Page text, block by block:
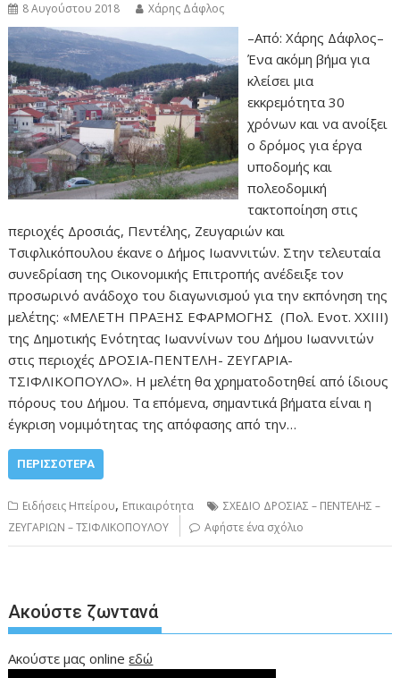
8 Αυγούστου 2018 Χάρης Δάφλος
–Από: Χάρης Δάφλος–
Ένα ακόμη βήμα για
κλείσει μια
εκκρεμότητα 30
χρόνων και να ανοίξει
ο δρόμος για έργα
υποδομής και
πολεοδομική
τακτοποίηση στις
περιοχές Δροσιάς, Πεντέλης, Ζευγαριών και
Τσιφλικόπουλου έκανε ο Δήμος Ιωαννιτών. Στην τελευταία
συνεδρίαση της Οικονομικής Επιτροπής ανέδειξε τον
προσωρινό ανάδοχο του διαγωνισμού για την εκπόνηση της
μελέτης: «ΜΕΛΕΤΗ ΠΡΑΞΗΣ ΕΦΑΡΜΟΓΗΣ (Πολ. Ενοτ. ΧΧΙΙΙ)
της Δημοτικής Ενότητας Ιωαννίνων του Δήμου Ιωαννιτών
στις περιοχές ΔΡΟΣΙΑ-ΠΕΝΤΕΛΗ- ΖΕΥΓΑΡΙΑ-
ΤΣΙΦΛΙΚΟΠΟΥΛΟ». Η μελέτη θα χρηματοδοτηθεί από ίδιους
πόρους του Δήμου. Τα επόμενα, σημαντικά βήματα είναι η
έγκριση νομιμότητας της απόφασης από την…
ΠΕΡΙΣΣΌΤΕΡΑ
Ειδήσεις Ηπείρου, Επικαιρότητα
ΣΧΕΔΙΟ ΔΡΟΣΙΑΣ – ΠΕΝΤΕΛΗΣ –
ΖΕΥΓΑΡΙΩΝ – ΤΣΙΦΛΙΚΟΠΟΥΛΟΥ
Αφήστε ένα σχόλιο
Ακούστε ζωντανά
Ακούστε μας onlineεδώ